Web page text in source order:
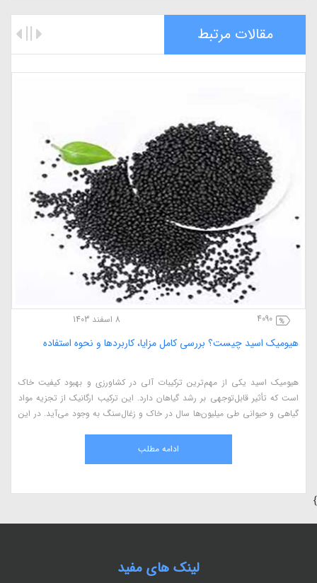
مقالات مرتبط
4090 8 اسفند 1403
هیومیک اسید چیست؟ بررسی کامل مزایا، کاربردها و نحوه استفاده
هیومیک اسید یکی از مهم‌ترین ترکیبات آلی در کشاورزی و بهبود کیفیت خاک
است که تأثیر قابل‌توجهی بر رشد گیاهان دارد. این ترکیب ارگانیک از تجزیه مواد
گیاهی و حیوانی طی میلیون‌ها سال در خاک و زغال‌سنگ به وجود می‌آید. در این
طبیعی و اثرات آن بر گیاهان می‌پردازیم.ادامه مطلب
}
لینک های مفید